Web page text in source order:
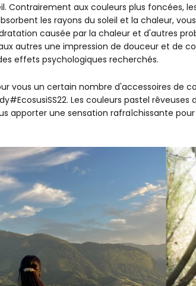
Contrairement aux couleurs plus foncées,
les rayons du soleil et la chaleur,
causée par la chaleur et d'autres
autres une impression de douceur et de
effets psychologiques recherchés.
vous un certain nombre d'accessoires de
Les couleurs pastel
apporter une sensation rafraîchissante